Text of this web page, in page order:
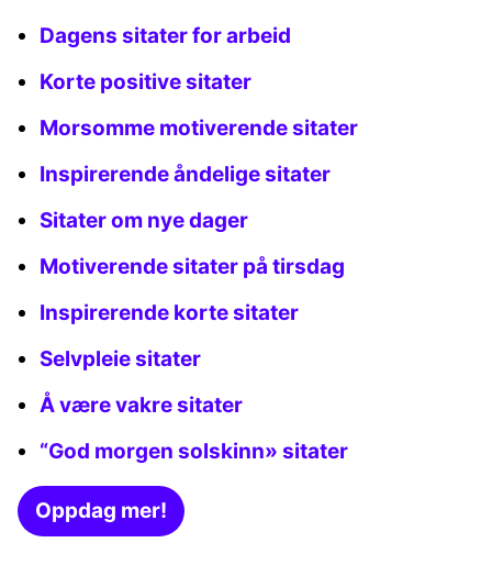
Dagens sitater for arbeid
Korte positive sitater
Morsomme motiverende sitater
Inspirerende åndelige sitater
Sitater om nye dager
Motiverende sitater på tirsdag
Inspirerende korte sitater
Selvpleie sitater
Å være vakre sitater
“God morgen solskinn» sitater
Oppdag mer!